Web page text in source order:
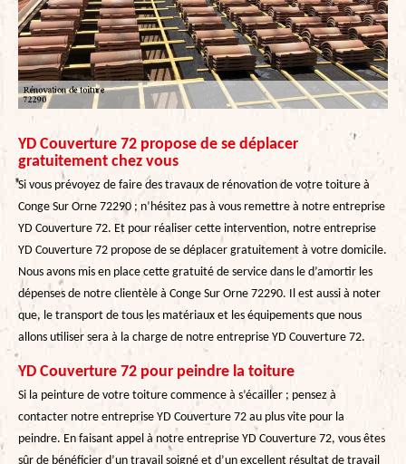
YD Couverture 72 propose de se déplacer
gratuitement chez vous
Si vous prévoyez de faire des travaux de rénovation de votre toiture à
Conge Sur Orne 72290 ; n’hésitez pas à vous remettre à notre entreprise
YD Couverture 72. Et pour réaliser cette intervention, notre entreprise
YD Couverture 72 propose de se déplacer gratuitement à votre domicile.
Nous avons mis en place cette gratuité de service dans le d’amortir les
dépenses de notre clientèle à Conge Sur Orne 72290. Il est aussi à noter
que, le transport de tous les matériaux et les équipements que nous
allons utiliser sera à la charge de notre entreprise YD Couverture 72.
YD Couverture 72 pour peindre la toiture
Si la peinture de votre toiture commence à s’écailler ; pensez à
contacter notre entreprise YD Couverture 72 au plus vite pour la
peindre. En faisant appel à notre entreprise YD Couverture 72, vous êtes
sûr de bénéficier d’un travail soigné et d’un excellent résultat de travail